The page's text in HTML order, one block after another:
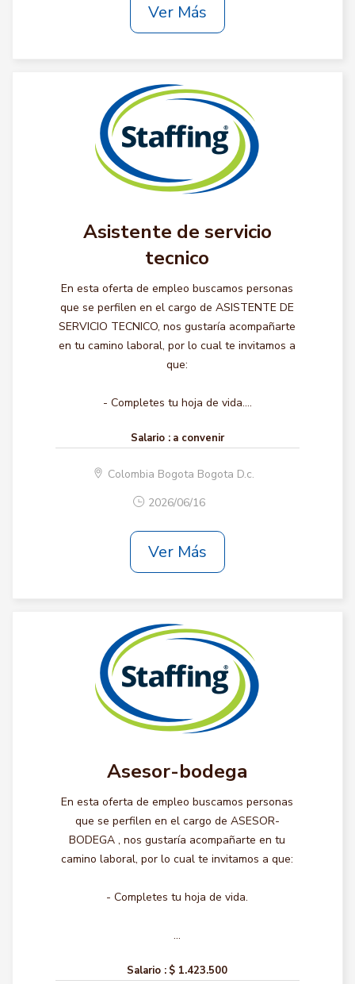
Ver Más
Asistente de servicio
tecnico
En esta oferta de empleo buscamos personas
que se perfilen en el cargo de ASISTENTE DE
SERVICIO TECNICO, nos gustaría acompañarte
en tu camino laboral, por lo cual te invitamos a
que:
- Completes tu hoja de vida....
Salario : a convenir
Colombia Bogota Bogota D.c.
2026/06/16
Ver Más
Asesor-bodega
En esta oferta de empleo buscamos personas
que se perfilen en el cargo de ASESOR-
BODEGA , nos gustaría acompañarte en tu
camino laboral, por lo cual te invitamos a que:
- Completes tu hoja de vida.
...
Salario : $ 1.423.500